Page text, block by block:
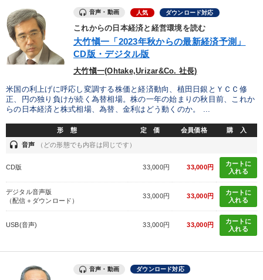
音声・動画 人気 ダウンロード対応
これからの日本経済と経営環境を読む
大竹愼一「2023年秋からの最新経済予測」
CD版・デジタル版
大竹愼一(Ohtake,Urizar&Co. 社長)
米国の利上げに呼応し変調する株価と経済動向、植田日銀とＹＣＣ修
正、円の独り負けが続く為替相場。株の一年の始まりの秋目前、これか
らの日本経済と株式相場、為替、金利はどう動くのか。 ...
形 態 定 価 会員価格 購 入
headset 音声 （どの形態でも内容は同じです）
CD版 33,000円 33,000円
カートに
入れる
デジタル音声版
（配信＋ダウンロード）
33,000円 33,000円
カートに
入れる
USB(音声) 33,000円 33,000円
カートに
入れる
音声・動画 ダウンロード対応